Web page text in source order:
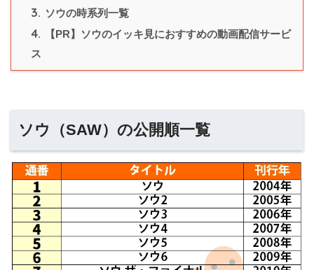
3. ソウの時系列一覧
4.
【PR】ソウのイッキ見におすすめの動画配信サービ
ス
ソウ（SAW）の公開順一覧